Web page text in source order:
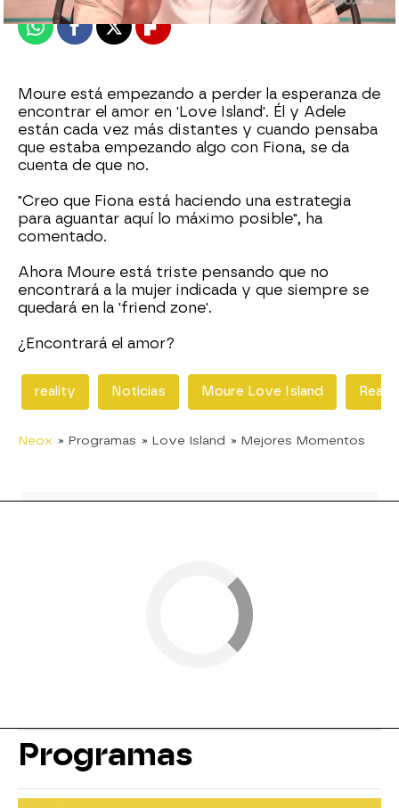
WhatsappFacebook
X Flipboard
Moure está empezando a perder la esperanza de
encontrar el amor en 'Love Island'. Él y Adele
están cada vez más distantes y cuando pensaba
que estaba empezando algo con Fiona, se da
cuenta de que no.
"Creo que Fiona está haciendo una estrategia
para aguantar aquí lo máximo posible", ha
comentado.
Ahora Moure está triste pensando que no
encontrará a la mujer indicada y que siempre se
quedará en la 'friend zone'.
¿Encontrará el amor?
reality Noticias Moure Love Island
Neox » Programas » Love Island » Mejores Momentos
Programas